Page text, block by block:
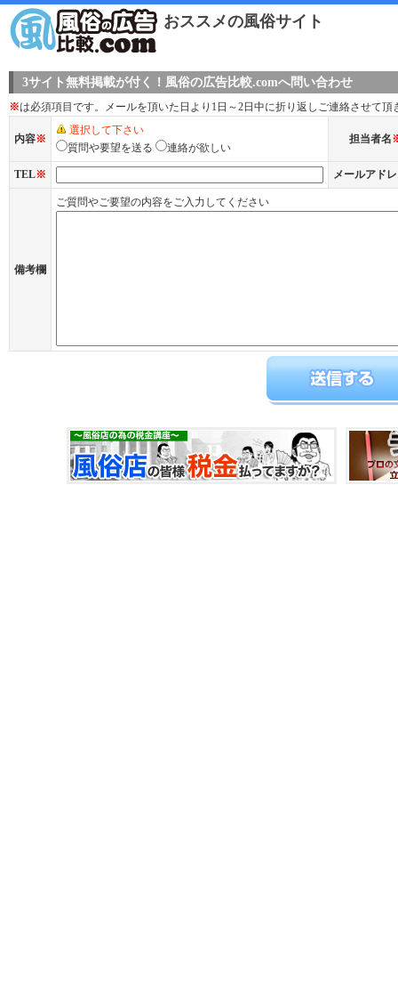
おススメの風俗サイト
3サイト無料掲載が付く！風俗の広告比較.comへ問い合わせ
※は必須項目です。メールを頂いた日より1日～2日中に折り返しご連絡させて頂
内容※
選択して下さい
質問や要望を送る
連絡が欲しい
担当者名
TEL※ メールアド
備考欄
ご質問やご要望の内容をご入力してください